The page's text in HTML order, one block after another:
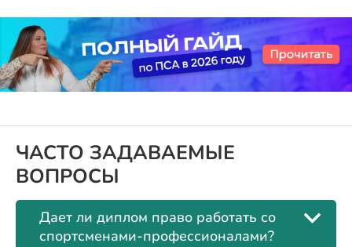
ЧАСТО ЗАДАВАЕМЫЕ
ВОПРОСЫ
Дает ли диплом право работать со
спортсменами-профессионалами?